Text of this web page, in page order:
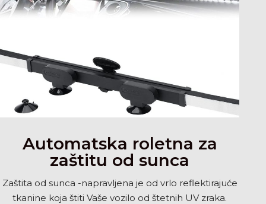
Automatska roletna za
zaštitu od sunca
Zaštita od sunca -napravljena je od vrlo reflektirajuće
tkanine koja štiti Vaše vozilo od štetnih UV zraka.